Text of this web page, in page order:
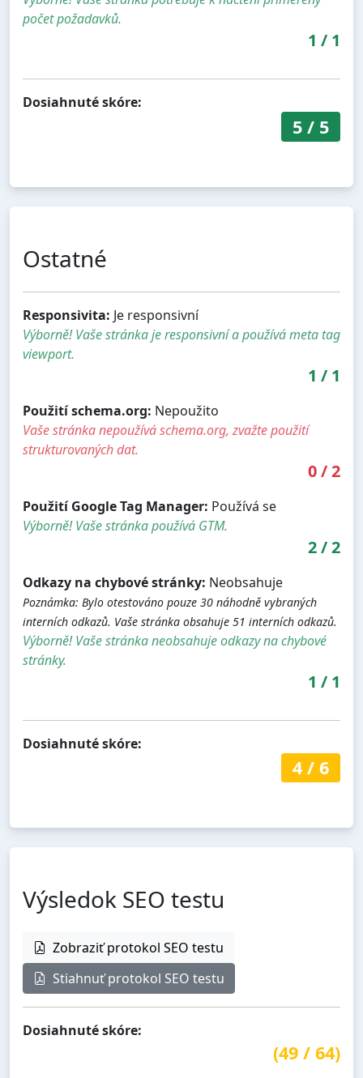
počet požadavků.
1 / 1
Dosiahnuté skóre:
5/ 5
Ostatné
Responsivita: Je responsivní
Výborně! Vaše stránka je responsivní a používá meta tag
viewport.
1 / 1
Použití schema.org: Nepoužito
Vaše stránka nepoužívá schema.org, zvažte použití
strukturovaných dat.
0/2
Použití Google Tag Manager: Používá se
Výborně! Vaše stránka používá GTM.
2/2
Odkazy na chybové stránky: Neobsahuje
Poznámka: Bylo otestováno pouze 30 náhodně vybraných
interních odkazů. Vaše stránka obsahuje 51 interních odkazů.
Výborně! Vaše stránka neobsahuje odkazy na chybové
stránky.
1 / 1
Dosiahnuté skóre:
4/ 6
Výsledok SEO testu
Zobraziť protokol SEO testu
Stiahnuť protokol SEO testu
Dosiahnuté skóre:
(49 / 64)